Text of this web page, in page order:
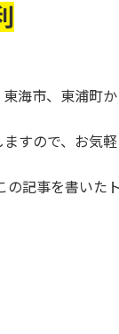
海市、東浦町
すので、お気軽
の記事を書いた